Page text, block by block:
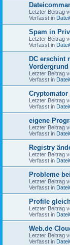
Letzter Beitrag
Verfasst in
Spam in
Letzter Beitrag
Verfasst in
DC erschint
Vordergrund
Letzter Beitrag
Verfasst in
Letzter Beitrag
Verfasst in
eigene
Letzter Beitrag
Verfasst in
Registry
Letzter Beitrag
Verfasst in
Probleme
Letzter Beitrag
Verfasst in
Profile
Letzter Beitrag
Verfasst in
Web.de
Letzter Beitrag
Verfasst in